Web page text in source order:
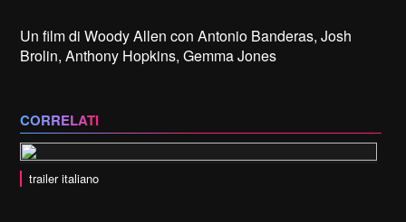
Un film di Woody Allen con Antonio Banderas, Josh
Brolin, Anthony Hopkins, Gemma Jones
CORRELATI
trailer italiano